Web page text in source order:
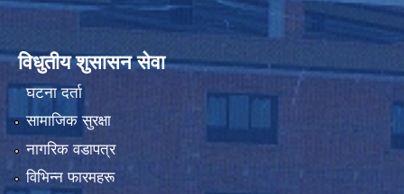
विधुतीय शुसासन सेवा
घटना दर्ता
सामाजिक सुरक्षा
नागरिक वडापत्र
विभिन्न फारमहरू